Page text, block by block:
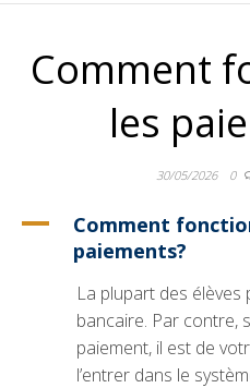
Comment
les
30/05/2026 0
A
Comment
paiements?
La plupart des
bancaire. Par contre,
paiement, il est de
l’entrer dans le